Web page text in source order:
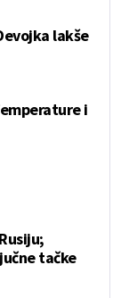
lakše
i
tačke